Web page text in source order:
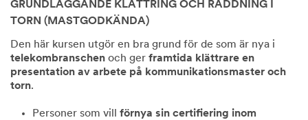
GRUNDLÄGGANDE KLÄTTRING OCH RÄDDNING I
TORN (MASTGODKÄNDA)
Den här kursen utgör en bra grund för de som är nya i
telekombranschen och ger framtida klättrare en
presentation av arbete på kommunikationsmaster och
torn.
Personer som vill förnya sin certifiering inom